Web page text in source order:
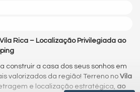
Rica – Localização Privilegiada ao
construir a casa dos seus sonhos em
valorizados da região! Terreno no Vila
e localização estratégica, ao